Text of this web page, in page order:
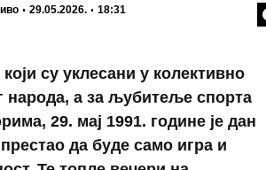
29.05.2026. 18:31
су уклесани у колективно
народа, а за љубитеље спорта
29. мај 1991. године је дан
да буде само игра и